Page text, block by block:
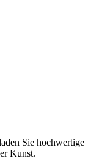
Sie hochwertige
Kunst.